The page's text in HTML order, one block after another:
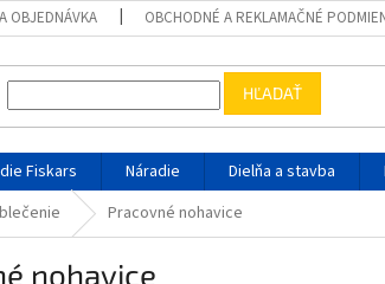
OBJEDNÁVKA OBCHODNÉ A REKLAMAČNÉ
HĽADAŤ
Fiskars Náradie Dielňa a stavba
Pracovné nohavice
nohavice